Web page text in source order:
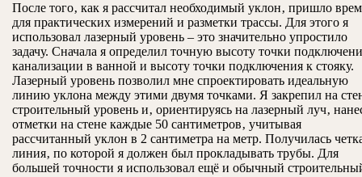
После того‚ как я рассчитал необходимый уклон‚ пришло
для практических измерений и разметки трассы. Для этого я
использовал лазерный уровень – это значительно упростило
задачу. Сначала я определил точную высоту точки
канализации в ванной и высоту точки подключения к стояку.
Лазерный уровень позволил мне спроектировать идеальную
линию уклона между этими двумя точками. Я закрепил на
строительный уровень и‚ ориентируясь на лазерный луч‚
отметки на стене каждые 50 сантиметров‚ учитывая
рассчитанный уклон в 2 сантиметра на метр. Получилась
линия‚ по которой я должен был прокладывать трубы. Для
большей точности я использовал ещё и обычный